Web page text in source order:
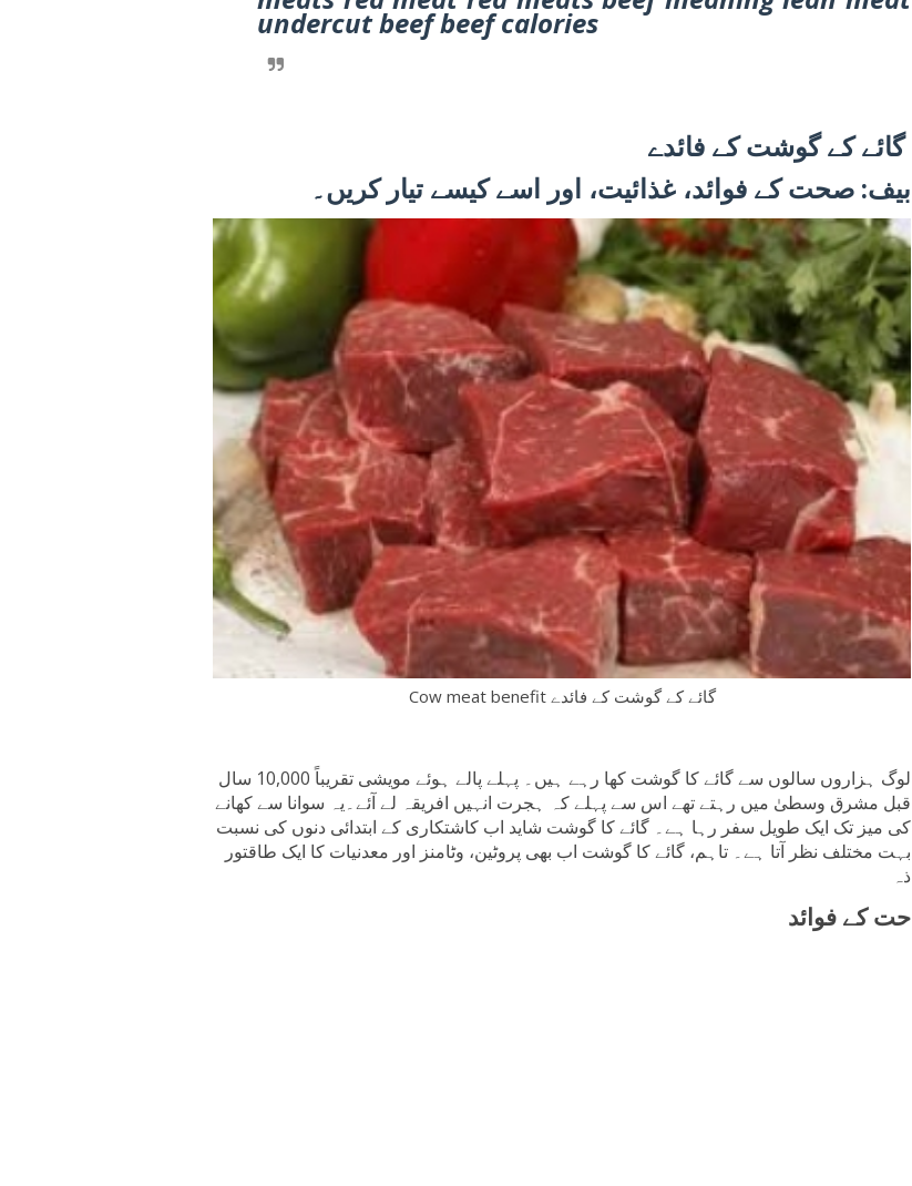
undercut beef beef calories
گائے کے گوشت کے فائدے
بیف: صحت کے فوائد، غذائیت، اور اسے کیسے تیار کریں۔
Cow meat benefit گائے کے گوشت کے فائدے
لوگ ہزاروں سالوں سے گائے کا گوشت کھا رہے ہیں۔ پہلے پالے ہوئے مویشی تقریباً 10,000 سال
قبل مشرق وسطیٰ میں رہتے تھے اس سے پہلے کہ ہجرت انہیں افریقہ لے آئے۔یہ سوانا سے کھانے
کی میز تک ایک طویل سفر رہا ہے۔ گائے کا گوشت شاید اب کاشتکاری کے ابتدائی دنوں کی نسبت
بہت مختلف نظر آتا ہے۔ تاہم، گائے کا گوشت اب بھی پروٹین، وٹامنز اور معدنیات کا ایک طاقتور
ذہ
حت کے فوائد